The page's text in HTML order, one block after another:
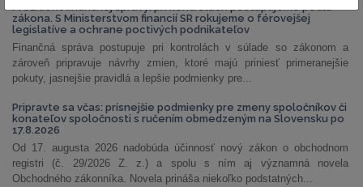
Prezident finančnej správy: pri kontrolách postupujeme podľa
zákona. S Ministerstvom financií SR rokujeme o férovejšej
legislatíve a ochrane poctivých podnikateľov
Finančná správa postupuje pri kontrolách v súlade so zákonom a
zároveň pripravuje návrhy zmien, ktoré majú priniesť primeranejšie
pokuty, jasnejšie pravidlá a lepšie podmienky pre...
Pripravte sa včas: prísnejšie podmienky pre zmeny spoločníkov či
konateľov spoločnosti s ručením obmedzeným na Slovensku po
17.8.2026
Od 17. augusta 2026 nadobúda účinnosť nový zákon o obchodnom
registri (č. 29/2026 Z. z.) a spolu s ním aj významná novela
Obchodného zákonníka. Novela prináša niekoľko podstatných...